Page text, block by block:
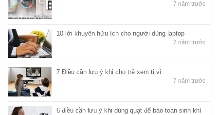
7 năm trước
10 lời khuyên hữu ích cho người dùng laptop
7 năm trước
7 Điều cần lưu ý khi cho trẻ xem ti vi
7 năm trước
6 điều cần lưu ý khi dùng quạt để bảo toàn sinh khí